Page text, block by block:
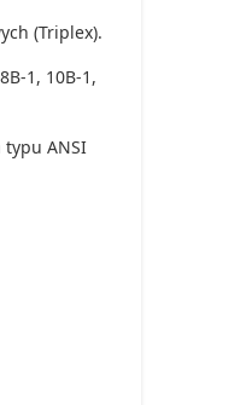
(Triplex).
1, 10B-1,
ANSI